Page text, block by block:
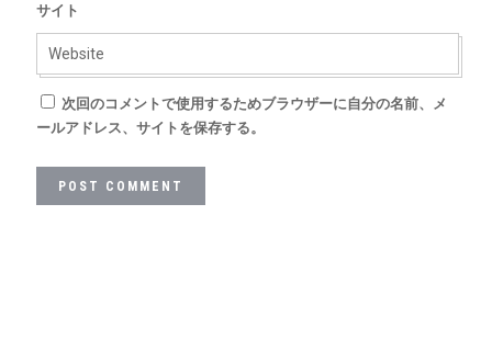
サイト
次回のコメントで使用するためブラウザーに自分の名前、メ
ールアドレス、サイトを保存する。